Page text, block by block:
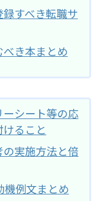
すべき転職サ
き本まとめ
シート等の応
ること
実施方法と倍
機例文まとめ